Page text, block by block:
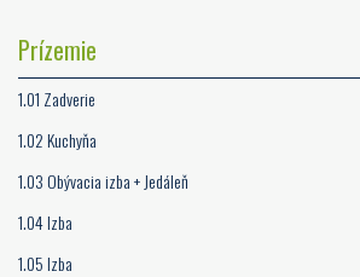
Prízemie
1.01 Zadverie
1.02 Kuchyňa
1.03 Obývacia izba + Jedáleň
1.04 Izba
1.05 Izba